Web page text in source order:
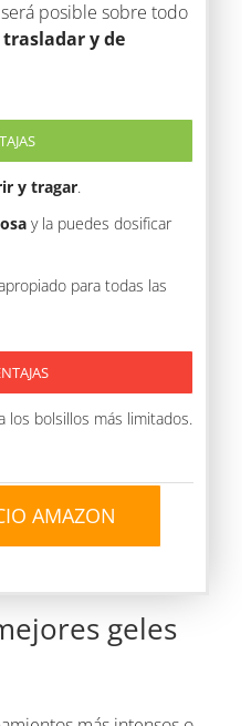
posible sobre todo
y de
y tragar.
y la puedes dosificar
para todas las
los bolsillos más limitados.
AMAZON
geles